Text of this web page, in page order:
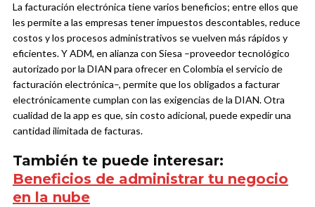
La facturación electrónica tiene varios beneficios; entre ellos que
les permite a las empresas tener impuestos descontables, reduce
costos y los procesos administrativos se vuelven más rápidos y
eficientes. Y ADM, en alianza con Siesa –proveedor tecnológico
autorizado por la DIAN para ofrecer en Colombia el servicio de
facturación electrónica–, permite que los obligados a facturar
electrónicamente cumplan con las exigencias de la DIAN. Otra
cualidad de la app es que, sin costo adicional, puede expedir una
cantidad ilimitada de facturas.
También te puede interesar:
Beneficios de administrar tu negocio
en la nube